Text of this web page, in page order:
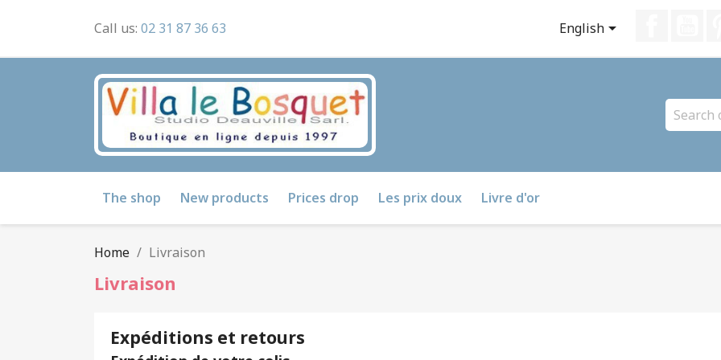
Call us: 02 31 87 36 63 English
The shop New products Prices drop Les prix doux Livre d'or
Home Livraison
Livraison
Expéditions et retours